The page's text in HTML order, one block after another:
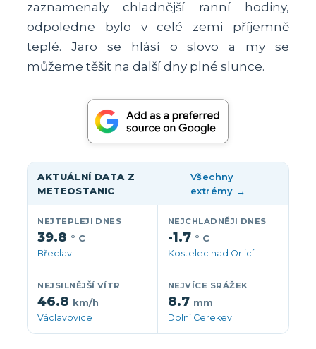
zaznamenaly chladnější ranní hodiny,
odpoledne bylo v celé zemi příjemně
teplé. Jaro se hlásí o slovo a my se
můžeme těšit na další dny plné slunce.
AKTUÁLNÍ DATA Z
METEOSTANIC
Všechny
extrémy →
NEJTEPLEJI DNES
39.8 ° C
Břeclav
NEJCHLADNĚJI DNES
-1.7 ° C
Kostelec nad Orlicí
NEJSILNĚJŠÍ VÍTR
46.8 km/h
Václavovice
NEJVÍCE SRÁŽEK
8.7 mm
Dolní Cerekev